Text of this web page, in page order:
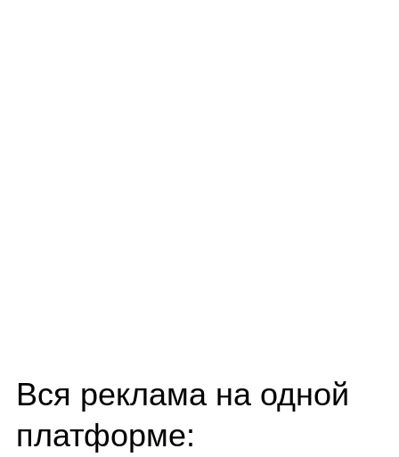
Вся реклама на одной
платформе: